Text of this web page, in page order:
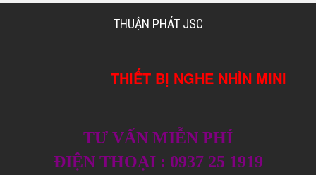
THUẬN PHÁT JSC
THIẾT BỊ NGHE NHÌN MINI
TƯ VẤN MIỄN PHÍ
ĐIỆN THOẠI : 0937 25 1919